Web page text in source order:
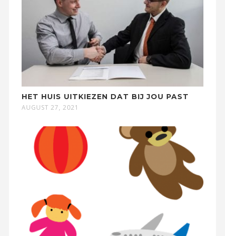
HET HUIS UITKIEZEN DAT BIJ JOU PAST
AUGUST 27, 2021